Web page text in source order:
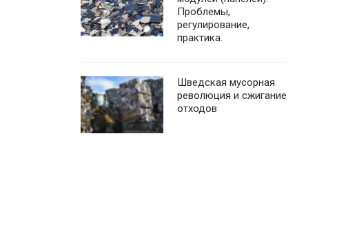
Проблемы,
регулирование,
практика.
Шведская мусорная
революция и сжигание
отходов